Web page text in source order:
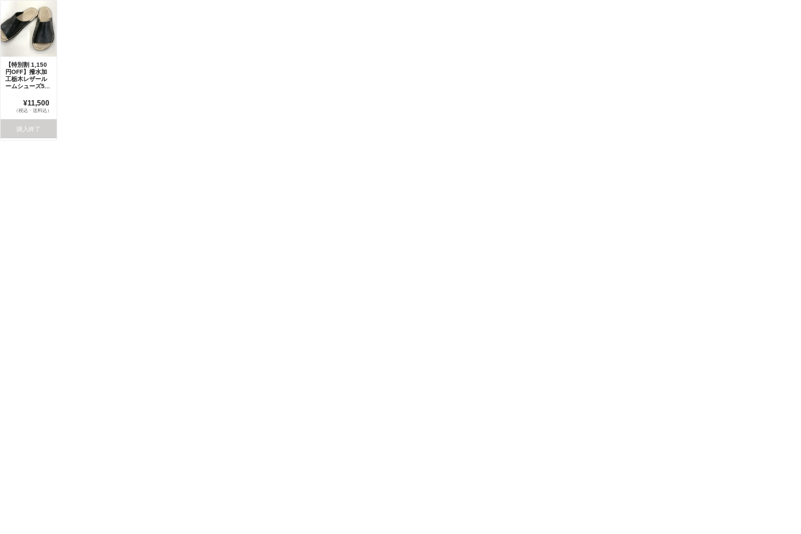
【特別割 1,150
円OFF】撥水加
工栃木レザール
ームシューズ5...
¥11,500
（税込・送料込）
購入終了